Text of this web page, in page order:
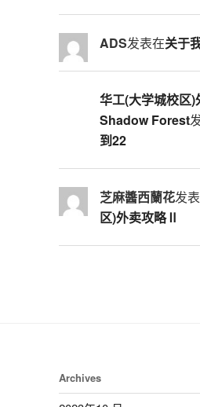
ADS发表在关于
华工(大学城校区
Shadow Forest
到22
芝麻醬西蘭花发
区)外卖攻略Ⅱ
Archives